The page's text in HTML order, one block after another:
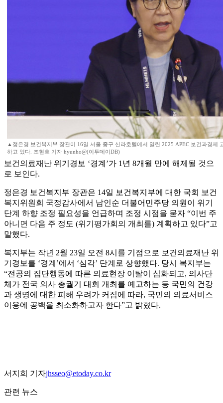
▲정은경 보건복지부 장관이 16일 서울 중구 신라호텔에서 열린 2025 APEC 보건과경제
하고 있다. 조현호 기자 hyunho@(이투데이DB)
보건의료재난 위기경보 ‘경계’가 1년 8개월 만에 해제될 것으
로 보인다.
정은경 보건복지부 장관은 14일 보건복지부에 대한 국회 보건
복지위원회 국정감사에서 남인순 더불어민주당 의원이 위기
단계 하향 조정 필요성을 언급하며 조정 시점을 묻자 “이번 주
아니면 다음 주 정도 (위기평가회의 개최를) 계획하고 있다”고
말했다.
복지부는 작년 2월 23일 오전 8시를 기점으로 보건의료재난 위
기경보를 ‘경계’에서 ‘심각’ 단계로 상향했다. 당시 복지부는
“전공의 집단행동에 따른 의료현장 이탈이 심화되고, 의사단
체가 전국 의사 총궐기 대회 개최를 예고하는 등 국민의 건강
과 생명에 대한 피해 우려가 커짐에 따라, 국민의 의료서비스
이용에 공백을 최소화하고자 한다”고 밝혔다.
서지희 기자jhsseo@etoday.co.kr
관련 뉴스